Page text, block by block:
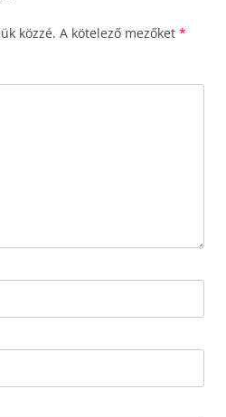
közzé. A kötelező mezőket *